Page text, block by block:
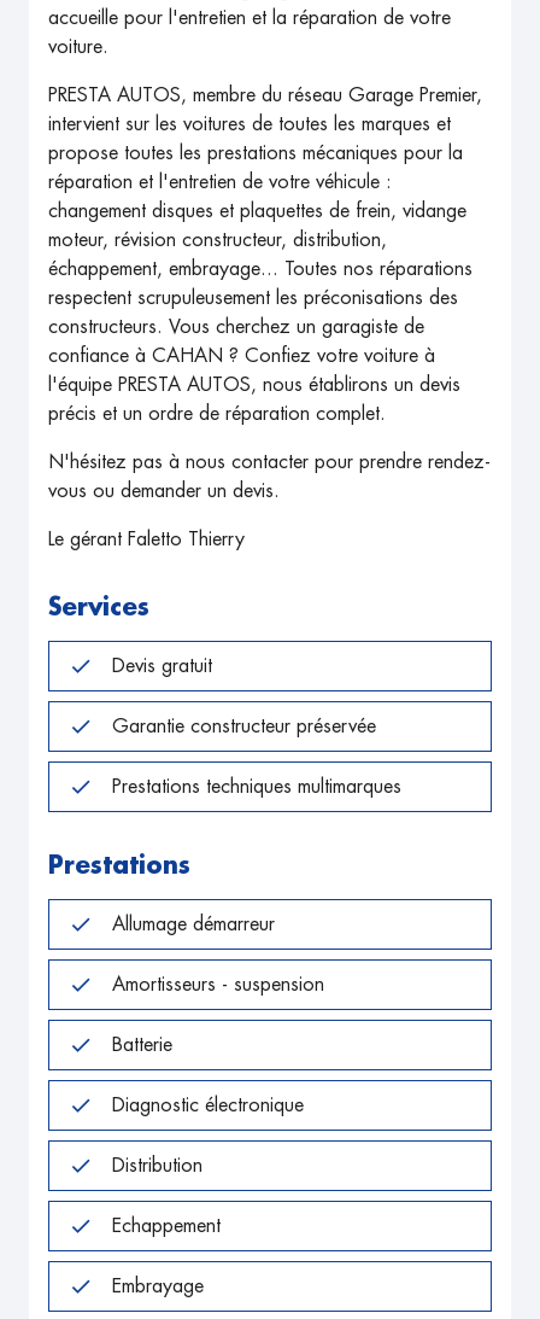
accueille pour l'entretien et la réparation de votre
voiture.
PRESTA AUTOS, membre du réseau Garage Premier,
intervient sur les voitures de toutes les marques et
propose toutes les prestations mécaniques pour la
réparation et l'entretien de votre véhicule :
changement disques et plaquettes de frein, vidange
moteur, révision constructeur, distribution,
échappement, embrayage... Toutes nos réparations
respectent scrupuleusement les préconisations des
constructeurs. Vous cherchez un garagiste de
confiance à CAHAN ? Confiez votre voiture à
l'équipe PRESTA AUTOS, nous établirons un devis
précis et un ordre de réparation complet.
N'hésitez pas à nous contacter pour prendre rendez-
vous ou demander un devis.
Le gérant Faletto Thierry
Services
Devis gratuit
Garantie constructeur préservée
Prestations techniques multimarques
Prestations
Allumage démarreur
Amortisseurs - suspension
Batterie
Diagnostic électronique
Distribution
Echappement
Embrayage